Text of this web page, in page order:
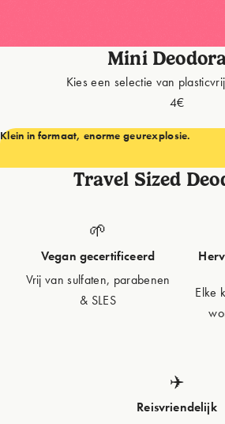
Mini
Kies een selectie van
4€
Klein in formaat, enorme geurexplosie.
ANNULEREN
Travel Sized
🌱
Vegan gecertificeerd
Vrij van sulfaten, parabenen
& SLES
Elke
✈️
Reisvriendelijk